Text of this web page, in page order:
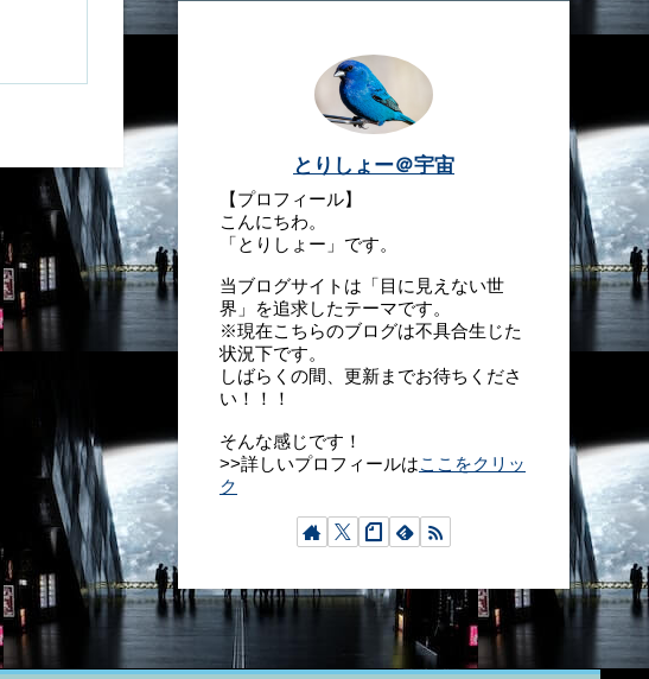
とりしょー＠宇宙
【プロフィール】
こんにちわ。
「とりしょー」です。
当ブログサイトは「目に見えない世
界」を追求したテーマです。
※現在こちらのブログは不具合生じた
状況下です。
しばらくの間、更新までお待ちくださ
い！！！
そんな感じです！
>>詳しいプロフィールはここをクリッ
ク